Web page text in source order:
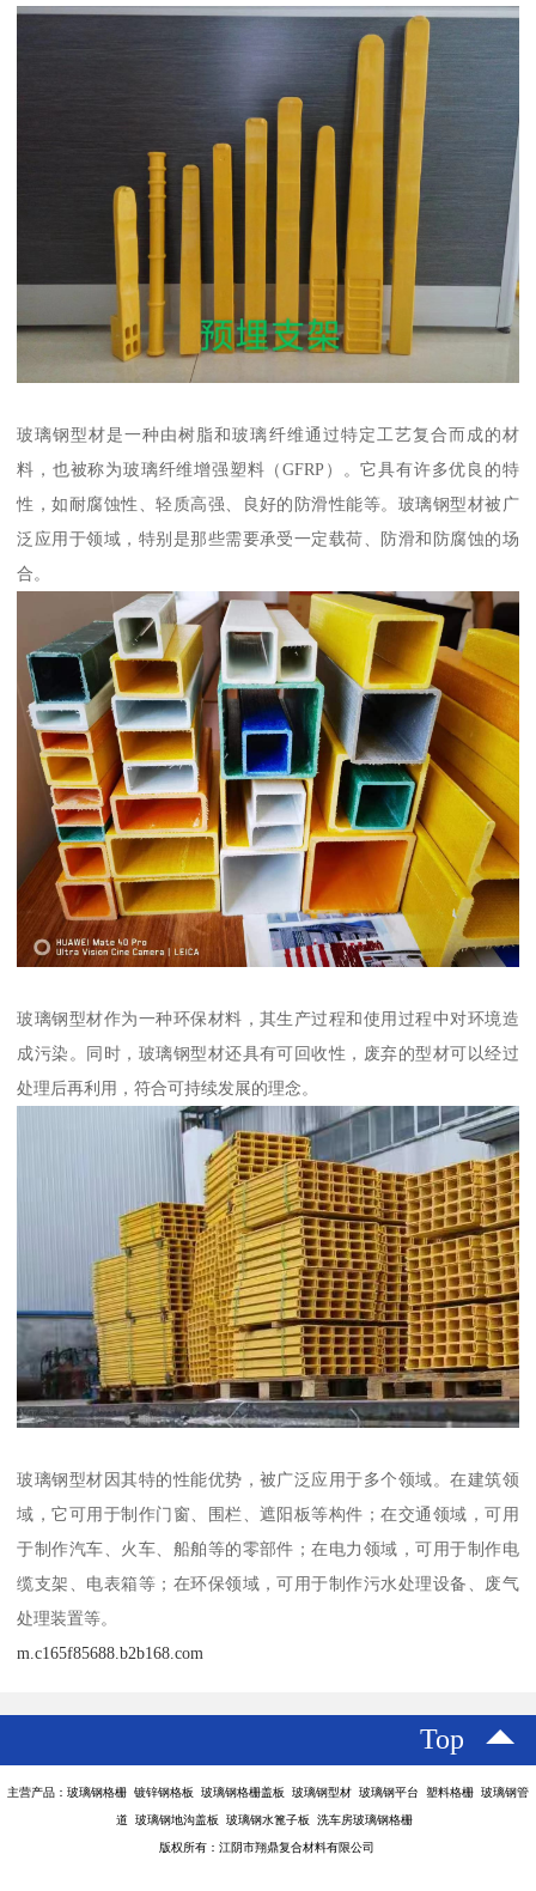
玻璃钢型材是一种由树脂和玻璃纤维通过特定工艺复合而成的材
料，也被称为玻璃纤维增强塑料（GFRP）。它具有许多优良的特
性，如耐腐蚀性、轻质高强、良好的防滑性能等。玻璃钢型材被广
泛应用于领域，特别是那些需要承受一定载荷、防滑和防腐蚀的场
合。
玻璃钢型材作为一种环保材料，其生产过程和使用过程中对环境造
成污染。同时，玻璃钢型材还具有可回收性，废弃的型材可以经过
处理后再利用，符合可持续发展的理念。
玻璃钢型材因其特的性能优势，被广泛应用于多个领域。在建筑领
域，它可用于制作门窗、围栏、遮阳板等构件；在交通领域，可用
于制作汽车、火车、船舶等的零部件；在电力领域，可用于制作电
缆支架、电表箱等；在环保领域，可用于制作污水处理设备、废气
处理装置等。
m.c165f85688.b2b168.com
Top
主营产品：玻璃钢格栅 镀锌钢格板 玻璃钢格栅盖板 玻璃钢型材 玻璃钢平台 塑料格栅 玻璃钢管
道 玻璃钢地沟盖板 玻璃钢水篦子板 洗车房玻璃钢格栅
版权所有：江阴市翔鼎复合材料有限公司